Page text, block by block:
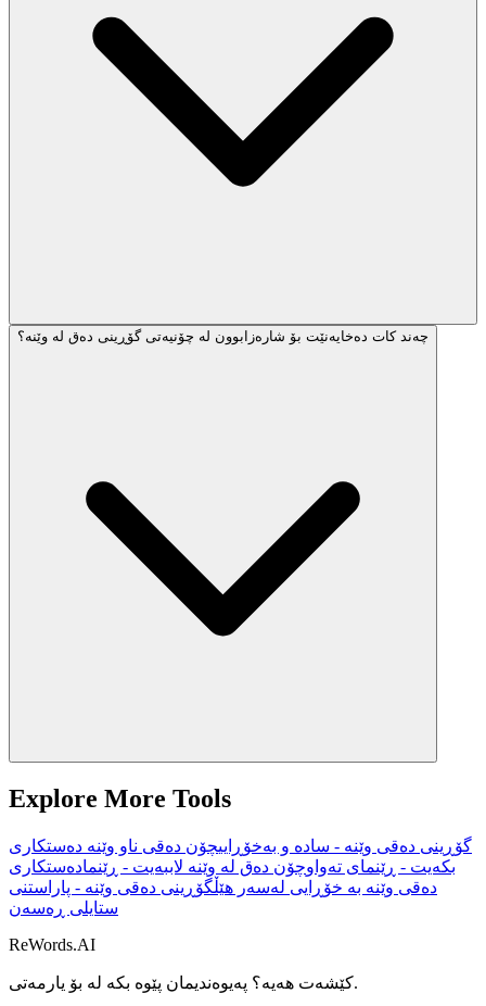
چەند کات دەخایەنێت بۆ شارەزابوون لە چۆنیەتی گۆڕینی دەق لە وێنە؟
Explore More Tools
گۆڕینی دەقی وێنە - سادە و بەخۆڕاییچۆن دەقی ناو وێنە دەستکاری
بکەیت - ڕێنمای تەواوچۆن دەق لە وێنە لاببەیت - ڕێنمادەستکاری
دەقی وێنە بە خۆڕایی لەسەر هێڵگۆڕینی دەقی وێنە - پاراستنی
ستایلی ڕەسەن
ReWords.AI
کێشەت هەیە؟ پەیوەندیمان پێوە بکە لەبۆ یارمەتی.